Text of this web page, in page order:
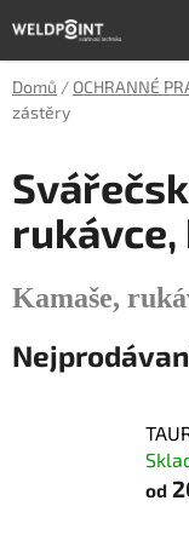
na
obsah
Domů / OCHRANNÉ
zástěry
rukávce,
Kamaše,
od